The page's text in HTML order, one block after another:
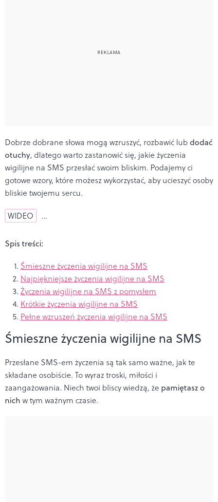
Dobrze dobrane słowa mogą wzruszyć, rozbawić lub dodać
otuchy, dlatego warto zastanowić się, jakie życzenia
wigilijne na SMS przesłać swoim bliskim. Podajemy ci
gotowe wzory, które możesz wykorzystać, aby ucieszyć osoby
bliskie twojemu sercu.
WIDEO …
Spis treści:
Śmieszne życzenia wigilijne na SMS
Najpiękniejsze życzenia wigilijne na SMS
Życzenia wigilijne na SMS z pomysłem
Krótkie życzenia wigilijne na SMS
Pełne wzruszeń życzenia wigilijne na SMS
Śmieszne życzenia wigilijne na SMS
Przesłane SMS-em życzenia są tak samo ważne, jak te
składane osobiście. To wyraz troski, miłości i
zaangażowania. Niech twoi bliscy wiedzą, że pamiętasz o
nich w tym ważnym czasie.